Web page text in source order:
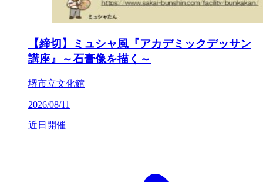
【締切】ミュシャ風『アカデミックデッサン
講座』～石膏像を描く～
堺市立文化館
2026/08/11
近日開催